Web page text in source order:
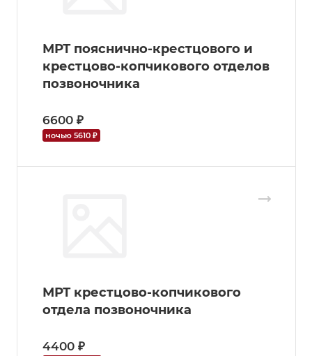
МРТ пояснично-крестцового и
крестцово-копчикового отделов
позвоночника
6600 ₽
ночью 5610 ₽
МРТ крестцово-копчикового
отдела позвоночника
4400 ₽